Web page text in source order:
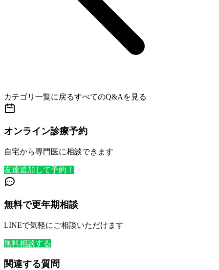
カテゴリ一覧に戻るすべてのQ&Aを見る
オンライン診療予約
自宅から専門医に相談できます
友達追加して予約！
無料で更年期相談
LINEで気軽にご相談いただけます
無料相談する
関連する質問